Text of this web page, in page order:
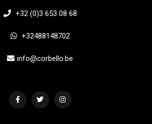
+32 (0)3 653 08 68
+32488148702
info@corbello.be